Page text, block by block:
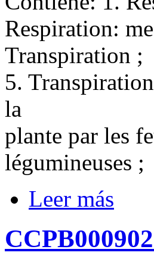
Respiration:
Transpiration ;
5.
la
plante par les
légumineuses ;
Leer más